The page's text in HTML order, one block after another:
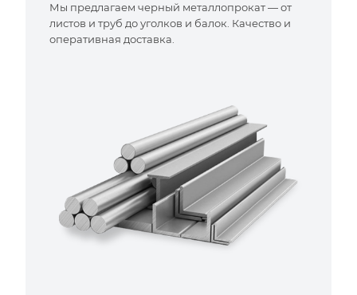
Мы предлагаем черный металлопрокат — от
листов и труб до уголков и балок. Качество и
оперативная доставка.